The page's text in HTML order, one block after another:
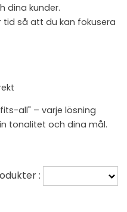
dina kunder.
tid så att du kan fokusera
all" – varje lösning
tonalitet och dina mål.
: